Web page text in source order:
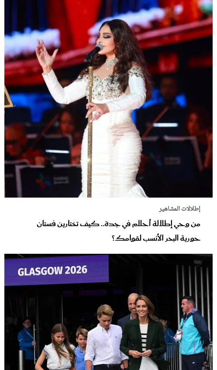
إطلالات المشاهير
من وحي إطلالة أحلام في جدة.. كيف تختارين فستان
حورية البحر الأنسب لقوامك؟